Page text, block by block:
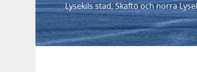
Lysekils stad, Skaftö och norra